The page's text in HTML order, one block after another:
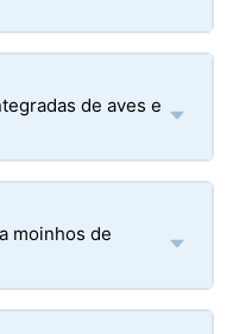
de aves e
moinhos de